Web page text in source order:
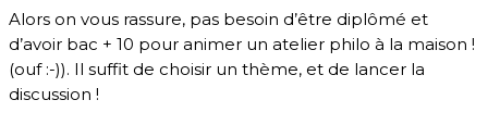
Alors on vous rassure, pas besoin d’être diplômé et
d’avoir bac + 10 pour animer un atelier philo à la maison !
(ouf :-)). Il suffit de choisir un thème, et de lancer la
discussion !